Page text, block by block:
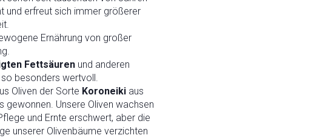
und erfreut sich immer größerer
Ernährung von großer
Fettsäuren und anderen
besonders wertvoll.
Oliven der Sorte Koroneikiaus
gewonnen. Unsere Oliven wachsen
und Ernte erschwert, aber die
unserer Olivenbäume verzichten